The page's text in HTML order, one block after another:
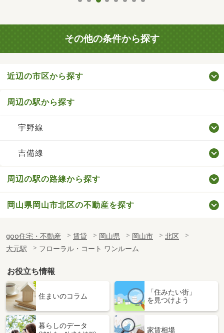
その他の条件から探す
近辺の市区から探す
周辺の駅から探す
宇野線
吉備線
周辺の駅の路線から探す
岡山県岡山市北区の不動産を探す
goo住宅・不動産 賃貸 岡山県 岡山市
北区
大元駅
フローラル・コート ワンルーム
お役立ち情報
住まいのコラム
「住みたい街」
を見つけよう
暮らしのデータ
家賃相場